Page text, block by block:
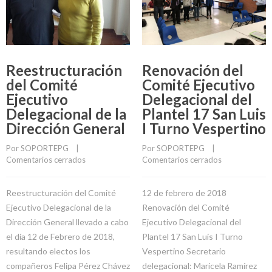
Reestructuración
del Comité
Ejecutivo
Delegacional de la
Dirección General
Por SOPORTEPG
Comentarios cerrados
Reestructuración del Comité
Ejecutivo Delegacional de la
Dirección General llevado a cabo
el día 12 de Febrero de 2018,
resultando electos los
compañeros Felipa Pérez Chávez
Renovación del
Comité Ejecutivo
Delegacional del
Plantel 17 San Luis
I Turno Vespertino
Por SOPORTEPG
Comentarios cerrados
12 de febrero de 2018
Renovación del Comité
Ejecutivo Delegacional del
Plantel 17 San Luis I Turno
Vespertino Secretario
delegacional: Maricela Ramírez